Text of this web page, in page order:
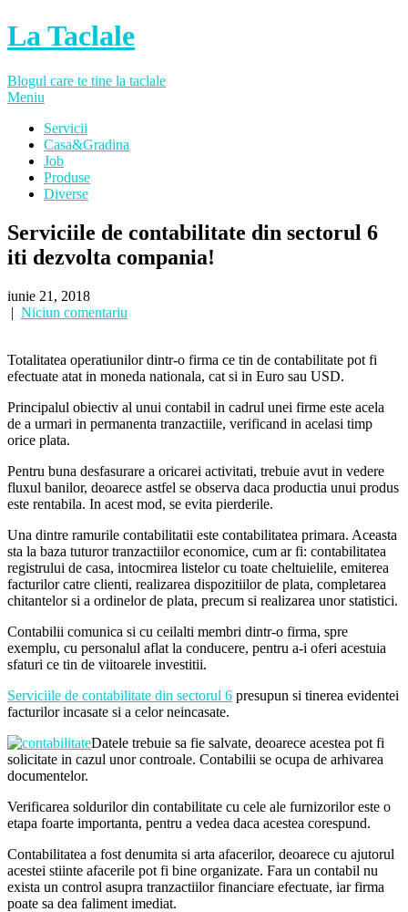
La Taclale
Blogul care te tine la taclale
Meniu
Servicii
Casa&Gradina
Job
Produse
Diverse
Serviciile de contabilitate din sectorul 6
iti dezvolta compania!
iunie 21, 2018
| Niciun comentariu
Totalitatea operatiunilor dintr-o firma ce tin de contabilitate pot fi
efectuate atat in moneda nationala, cat si in Euro sau USD.
Principalul obiectiv al unui contabil in cadrul unei firme este acela
de a urmari in permanenta tranzactiile, verificand in acelasi timp
orice plata.
Pentru buna desfasurare a oricarei activitati, trebuie avut in vedere
fluxul banilor, deoarece astfel se observa daca productia unui produs
este rentabila. In acest mod, se evita pierderile.
Una dintre ramurile contabilitatii este contabilitatea primara. Aceasta
sta la baza tuturor tranzactiilor economice, cum ar fi: contabilitatea
registrului de casa, intocmirea listelor cu toate cheltuielile, emiterea
facturilor catre clienti, realizarea dispozitiilor de plata, completarea
chitantelor si a ordinelor de plata, precum si realizarea unor statistici.
Contabilii comunica si cu ceilalti membri dintr-o firma, spre
exemplu, cu personalul aflat la conducere, pentru a-i oferi acestuia
sfaturi ce tin de viitoarele investitii.
Serviciile de contabilitate din sectorul 6 presupun si tinerea evidentei
facturilor incasate si a celor neincasate.
Datele trebuie sa fie salvate, deoarece acestea pot fi
solicitate in cazul unor controale. Contabilii se ocupa de arhivarea
documentelor.
Verificarea soldurilor din contabilitate cu cele ale furnizorilor este o
etapa foarte importanta, pentru a vedea daca acestea corespund.
Contabilitatea a fost denumita si arta afacerilor, deoarece cu ajutorul
acestei stiinte afacerile pot fi bine organizate. Fara un contabil nu
exista un control asupra tranzactiilor financiare efectuate, iar firma
poate sa dea faliment imediat.